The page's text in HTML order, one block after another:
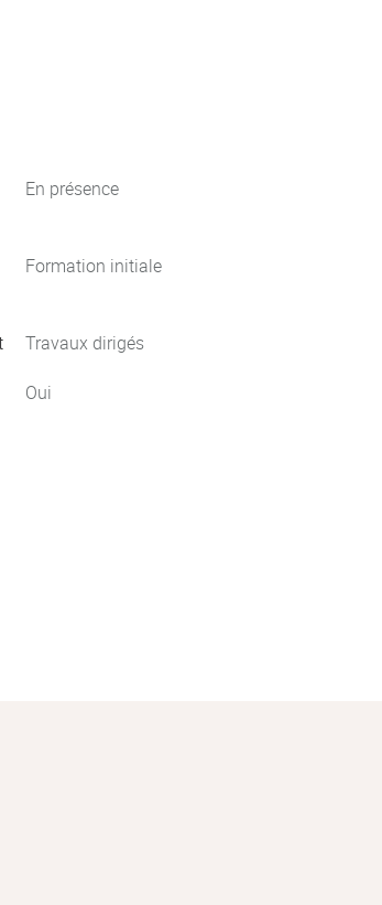
En présence
Formation initiale
Travaux dirigés
Oui